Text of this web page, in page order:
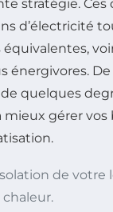
stratégie. Ces
d’électricité
énergivores.
de quelques
gérer vos
de
chaleur.